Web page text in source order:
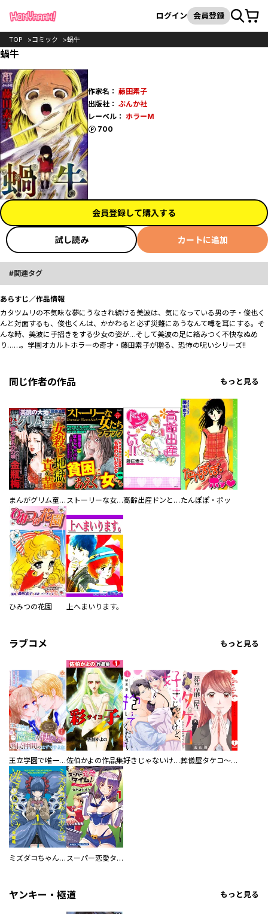
検索
ログイン 会員登録カート
TOP コミック 蝸牛
蝸牛
作家名： 藤田素子
出版社： ぶんか社
レーベル： ホラーM
700
ポイント
会員登録して購入する
試し読み カートに追加
関連タグ
あらすじ／作品情報
カタツムリの不気味な夢にうなされ続ける美波は、気になっている男の子・俊也く
んと対面するも、俊也くんは、かかわると必ず災難にあうなんて噂を耳にする。そ
んな時、美波に手招きをする少女の姿が…そして美波の足に絡みつく不快なぬめ
り……。学園オカルトホラーの奇才・藤田素子が贈る、恐怖の呪いシリーズ!!
同じ作者の作品 もっと見る
まんがグリム童話 ストーリーな女たち ブラック 高齢出産ドンとこい！！ たんぽぽ・ポッ
ひみつの花園 上へまいります。
ラブコメ もっと見る
王立学園で唯一魔法が使えない庶民仲間のはずですよね～実は王子様で私を溺愛しているなんて告白はやめてください～佐伯かよの作品集 好きじゃないけど、抱いてください【電子単行本版／特典おまけ付き】 葬儀屋タケコ～あなたの最期、叶えます【電子単行本版】
ミズダコちゃんからは逃げられない！ スーパー恋愛タイム！～現場でドＳな彼女は自宅でデレる～
ヤンキー・極道 もっと見る